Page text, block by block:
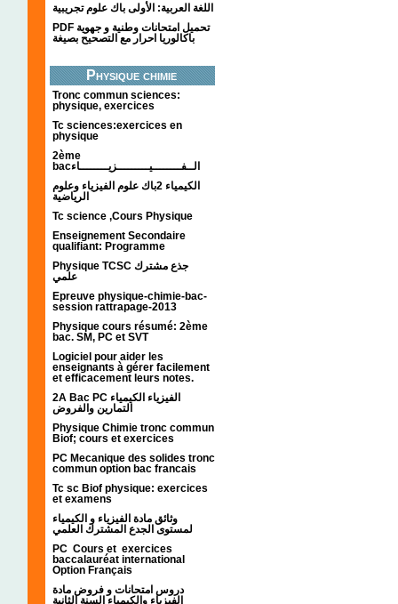
اللغة العربية: الأولى باك علوم تجريبية
PDF تحميل امتحانات وطنية و جهوية
باكالوريا احرار مع التصحيح بصيغة
Physique chimie
Tronc commun sciences:
physique, exercices
Tc sciences:exercices en
physique
2ème
bacالــفــــــــيـــــــــزيــــــــاء
الكيمياء 2باك علوم الفيزياء وعلوم
الرياضية
Tc science ,Cours Physique
Enseignement Secondaire
qualifiant: Programme
Physique TCSC جذع مشترك
علمي
Epreuve physique-chimie-bac-
session rattrapage-2013
Physique cours résumé: 2ème
bac. SM, PC et SVT
Logiciel pour aider les
enseignants à gérer facilement
et efficacement leurs notes.
2A Bac PC الفيزياء الكيمياء
التمارين والفروض
Physique Chimie tronc commun
Biof; cours et exercices
PC Mecanique des solides tronc
commun option bac francais
Tc sc Biof physique: exercices
et examens
وثائق مادة الفيزياء و الكيمياء
PC Cours et exercices
baccalauréat international
Option Français
دروس امتحانات و فروض مادة
الفيزياء والكيمياء السنة الثانية